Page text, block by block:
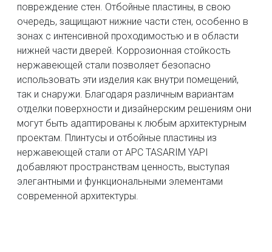
повреждение стен. Отбойные пластины, в свою
очередь, защищают нижние части стен, особенно в
зонах с интенсивной проходимостью и в области
нижней части дверей. Коррозионная стойкость
нержавеющей стали позволяет безопасно
использовать эти изделия как внутри помещений,
так и снаружи. Благодаря различным вариантам
отделки поверхности и дизайнерским решениям они
могут быть адаптированы к любым архитектурным
проектам. Плинтусы и отбойные пластины из
нержавеющей стали от APC TASARIM YAPI
добавляют пространствам ценность, выступая
элегантными и функциональными элементами
современной архитектуры.